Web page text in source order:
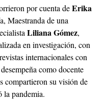
por cuenta deErika
Maestranda de una
Liliana Gómez,
en investigación, con
internacionales con
como docente
compartieron su visión de
la pandemia.